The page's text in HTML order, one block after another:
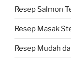
Resep Salmon
Resep Masak
Resep Mudah